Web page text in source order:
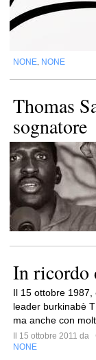
NONE NONE
Thomas
sognatore
In ricordo
Il 15 ottobre
leader burkinabè
ma anche con
Il 15 ottobre 2011 da
NONE